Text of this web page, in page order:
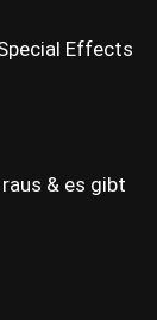
Effects
& es gibt